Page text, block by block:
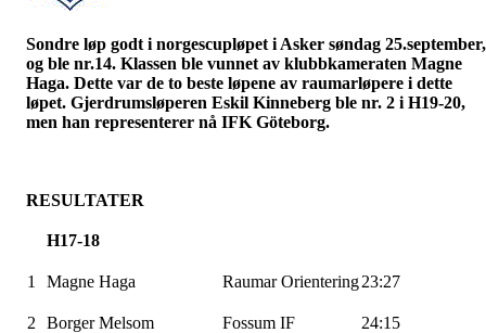
Sondre løp godt i norgescupløpet i Asker søndag 25.september,
og ble nr.14. Klassen ble vunnet av klubbkameraten Magne
Haga. Dette var de to beste løpene av raumarløpere i dette
løpet. Gjerdrumsløperen Eskil Kinneberg ble nr. 2 i H19-20,
men han representerer nå IFK Göteborg.
RESULTATER
H17-18
1 Magne Haga RaumarOrientering23:27
2 BorgerMelsom Fossum IF 24:15